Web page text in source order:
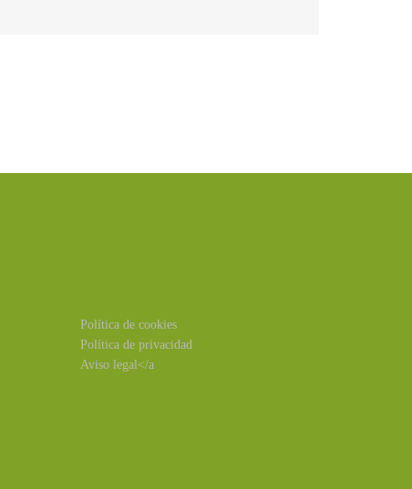
Política de cookies
Política de privacidad
Aviso legal</a